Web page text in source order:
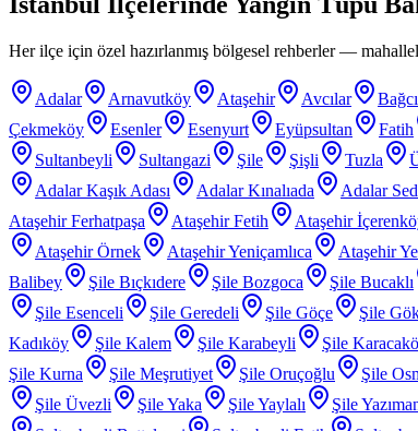
Her ilçe için özel hazırlanmış bölgesel rehberler —
Adalar Arnavutköy Ataşehir Avcılar
Çekmeköy
Esenler Esenyurt Eyüpsultan Fatih
Sultanbeyli
Sultangazi Şile Şişli Tuzla
Adalar Kaşık Adası
Adalar Kınalıada Adalar
Ataşehir Ferhatpaşa
Ataşehir Fetih Ataşehir
Ataşehir Örnek
Ataşehir Yeniçamlıca Ataşehir
Balibey
Şile Bıçkıdere Şile Bozgoca Şile Bucaklı
Şile Esenceli
Şile Geredeli Şile Göçe Şile
Kadıköy
Şile Kalem Şile Karabeyli Şile
Şile Kurna
Şile Meşrutiyet Şile Oruçoğlu Şile
Şile Üvezli
Şile Yaka Şile Yaylalı Şile